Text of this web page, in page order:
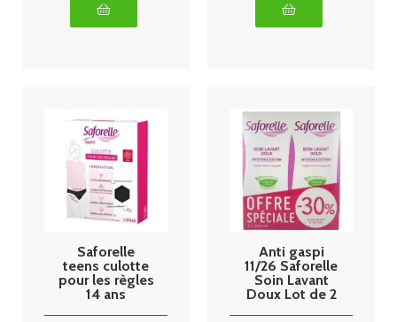
Saforelle
teens culotte
pour les règles
14 ans
Anti gaspi
11/26 Saforelle
Soin Lavant
Doux Lot de 2